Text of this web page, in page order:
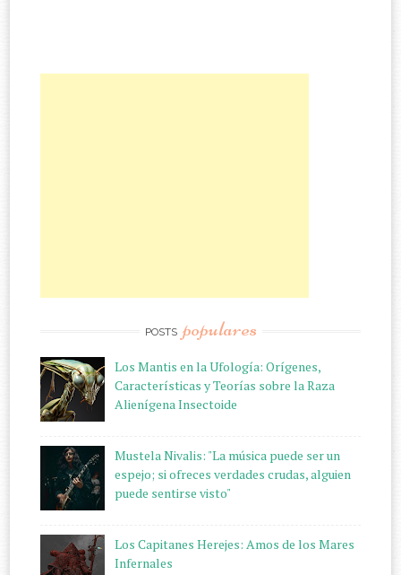
POSTS populares
Los Mantis en la Ufología: Orígenes,
Características y Teorías sobre la Raza
Alienígena Insectoide
Mustela Nivalis: "La música puede ser un
espejo; si ofreces verdades crudas, alguien
puede sentirse visto"
Los Capitanes Herejes: Amos de los Mares
Infernales